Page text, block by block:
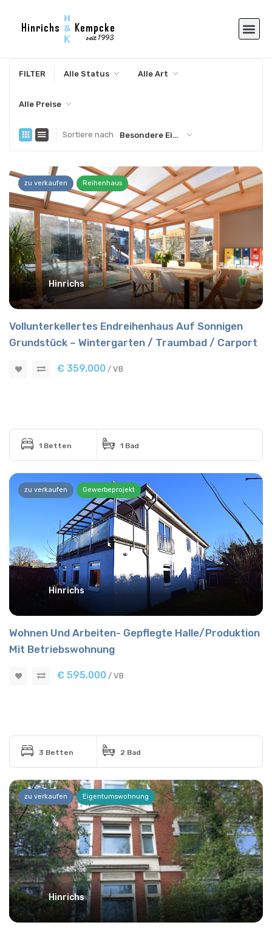
FILTER Alle Status Alle Art
Alle Preise
Sortiere nach Besondere Eigenschaft
Hinrichs
zu verkaufen Reihenhaus
Vollunterkellertes Endreihenhaus Auf Sonnigen
Grundstück – Wintergarten / Traumbad / Carport
€ 359.000 / VB
1 Betten 1 Bad
Hinrichs
zu verkaufen Gewerbeprojekt
Wohnen Und Arbeiten- Gepflegte Halle/Produktion
Mit Betriebswohnung
€ 595.000 / VB
3 Betten 2 Bad
Hinrichs
zu verkaufen Eigentumswohnung